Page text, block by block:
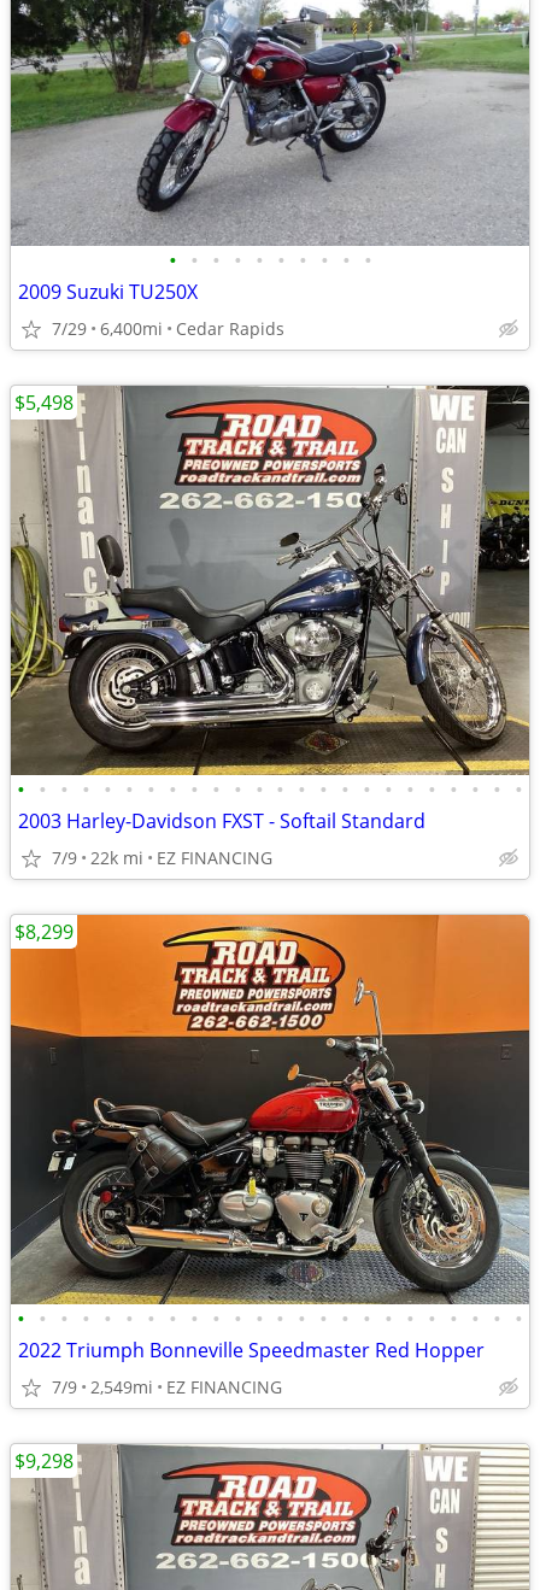
• • • • • • • • • •
2009 Suzuki TU250X
7/29 6,400mi Cedar Rapids
• • • • • • • • • • • • • • • • • • • • • • • •
2003 Harley-Davidson FXST - Softail Standard
7/9 22k mi EZ FINANCING
$5,498
• • • • • • • • • • • • • • • • • • • • • • • •
2022 Triumph Bonneville Speedmaster Red Hopper
7/9 2,549mi EZ FINANCING
$8,299
$9,298